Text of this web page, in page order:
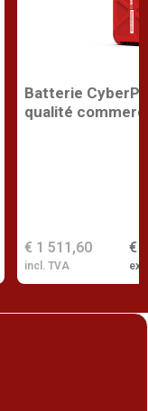
Batterie
qualité
€
€ 1 511,60
incl. TVA